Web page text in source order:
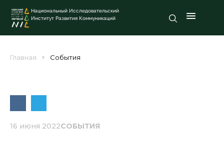
Национальный Исследовательский
Институт Развития Коммуникаций
Главная События
16 июня 2022СОБЫТИЯ